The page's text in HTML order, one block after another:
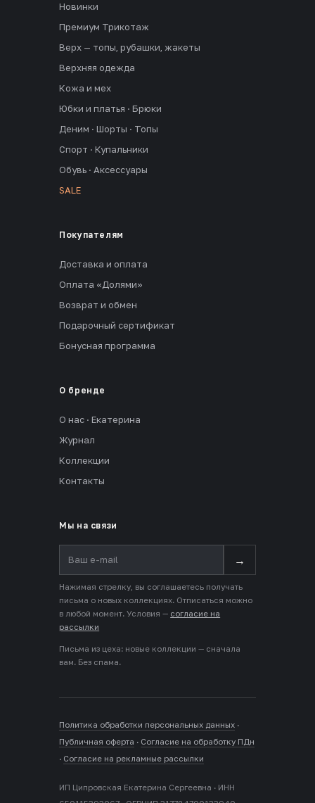
Новинки
Премиум Трикотаж
Верх — топы, рубашки, жакеты
Верхняя одежда
Кожа и мех
Юбки и платья · Брюки
Деним · Шорты · Топы
Спорт · Купальники
Обувь · Аксессуары
SALE
Покупателям
Доставка и оплата
Оплата «Долями»
Возврат и обмен
Подарочный сертификат
Бонусная программа
О бренде
О нас · Екатерина
Журнал
Коллекции
Контакты
Мы на связи
→
Нажимая стрелку, вы соглашаетесь получать
письма о новых коллекциях. Отписаться можно
в любой момент. Условия — согласие на
рассылки
Письма из цеха: новые коллекции — сначала
вам. Без спама.
Политика обработки персональных данных ·
Публичная оферта · Согласие на обработку ПДн
· Согласие на рекламные рассылки
ИП Ципровская Екатерина Сергеевна · ИНН